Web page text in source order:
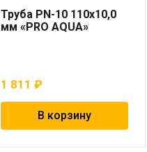
Труба PN-10 110х10,0
мм «PRO AQUA»
1 811₽
В корзину